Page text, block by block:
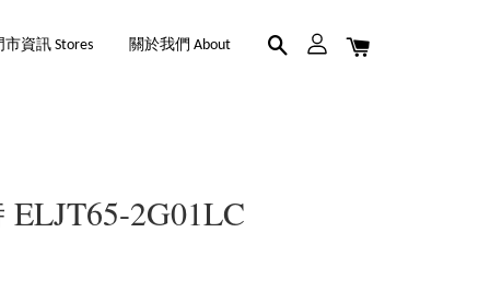
市資訊 Stores 關於我們 About
ELJT65-2G01LC